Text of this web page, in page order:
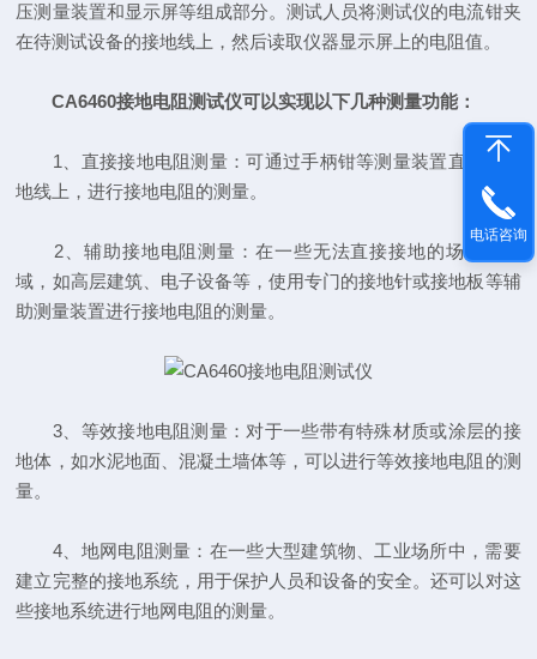
压测量装置和显示屏等组成部分。测试人员将测试仪的电流钳夹
在待测试设备的接地线上，然后读取仪器显示屏上的电阻值。
CA6460接地电阻测试仪可以实现以下几种测量功能：
1、直接接地电阻测量：可通过手柄钳等测量装置直接接在
地线上，进行接地电阻的测量。
2、辅助接地电阻测量：在一些无法直接接地的场地或区
域，如高层建筑、电子设备等，使用专门的接地针或接地板等辅
助测量装置进行接地电阻的测量。
3、等效接地电阻测量：对于一些带有特殊材质或涂层的接
地体，如水泥地面、混凝土墙体等，可以进行等效接地电阻的测
量。
4、地网电阻测量：在一些大型建筑物、工业场所中，需要
建立完整的接地系统，用于保护人员和设备的安全。还可以对这
些接地系统进行地网电阻的测量。
电话咨询